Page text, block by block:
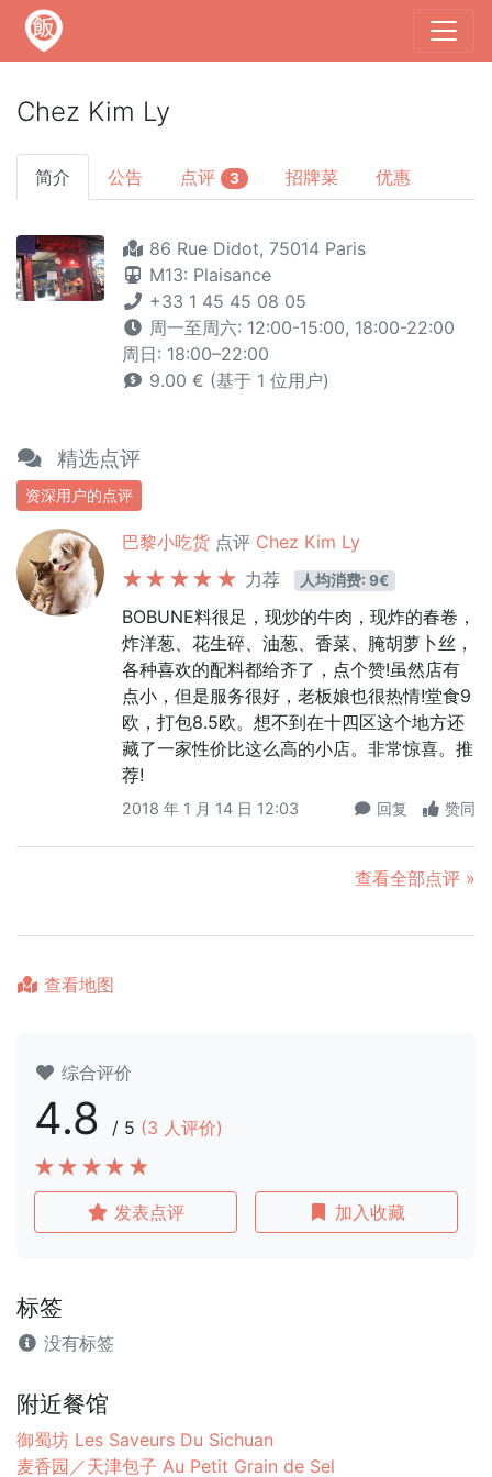
Chez Kim Ly
简介 公告 点评 3 招牌菜 优惠
86 Rue Didot, 75014 Paris
M13: Plaisance
+33 1 45 45 08 05
周一至周六: 12:00-15:00, 18:00-22:00
周日: 18:00–22:00
9.00 € (基于 1 位用户)
精选点评
资深用户的点评
巴黎小吃货 点评 Chez Kim Ly
力荐
人均消费: 9€
BOBUNE料很足，现炒的牛肉，现炸的春卷，
炸洋葱、花生碎、油葱、香菜、腌胡萝卜丝，
各种喜欢的配料都给齐了，点个赞!虽然店有
点小，但是服务很好，老板娘也很热情!堂食9
欧，打包8.5欧。想不到在十四区这个地方还
藏了一家性价比这么高的小店。非常惊喜。推
荐!
2018 年 1 月 14 日 12:03 回复 赞同
查看全部点评 »
查看地图
综合评价
4.8 / 5 (3 人评价)
发表点评 加入收藏
标签
没有标签
附近餐馆
御蜀坊 Les Saveurs Du Sichuan
麦香园／天津包子 Au Petit Grain de Sel